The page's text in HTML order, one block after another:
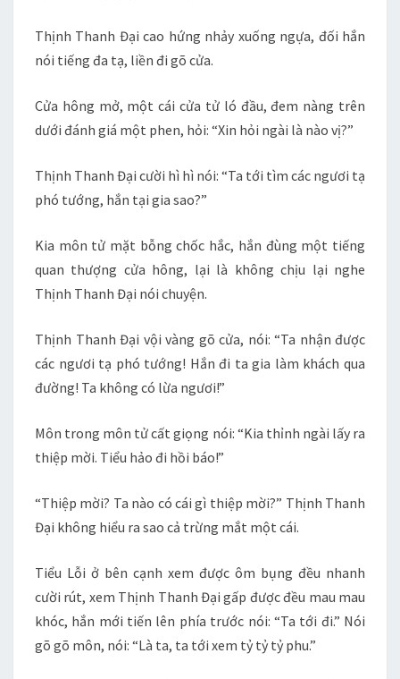
Thịnh Thanh Đại cao hứng nhảy xuống ngựa, đối hắn
nói tiếng đa tạ, liền đi gõ cửa.
Cửa hông mở, một cái cửa tử ló đầu, đem nàng trên
dưới đánh giá một phen, hỏi: “Xin hỏi ngài là nào vị?”
Thịnh Thanh Đại cười hì hì nói: “Ta tới tìm các ngươi tạ
phó tướng, hắn tại gia sao?”
Kia môn tử mặt bỗng chốc hắc, hắn đùng một tiếng
quan thượng cửa hông, lại là không chịu lại nghe
Thịnh Thanh Đại nói chuyện.
Thịnh Thanh Đại vội vàng gõ cửa, nói: “Ta nhận được
các ngươi tạ phó tướng! Hắn đi ta gia làm khách qua
đường! Ta không có lừa ngươi!”
Môn trong môn tử cất giọng nói: “Kia thỉnh ngài lấy ra
thiệp mời. Tiểu hảo đi hồi báo!”
“Thiệp mời? Ta nào có cái gì thiệp mời?” Thịnh Thanh
Đại không hiểu ra sao cả trừng mắt một cái.
Tiểu Lỗi ở bên cạnh xem được ôm bụng đều nhanh
cười rút, xem Thịnh Thanh Đại gấp được đều mau mau
khóc, hắn mới tiến lên phía trước nói: “Ta tới đi.” Nói
gõ gõ môn, nói: “Là ta, ta tới xem tỷ tỷ tỷ phu.”